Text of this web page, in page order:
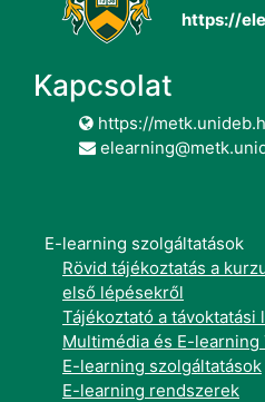
https://
Kapcsolat
https://
E-learning szolgáltatások
Rövid tájékoztatás a
első lépésekről
Tájékoztató a távoktatási
Multimédia és E-
E-learning szolgáltatások
E-learning rendszerek